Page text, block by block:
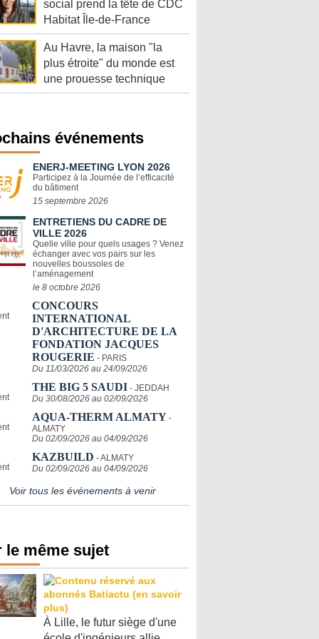
social prend la tête de CDC
Habitat Île-de-France
Au Havre, la maison "la
plus étroite" du monde est
une prouesse technique
événements
ENERJ-MEETING LYON 2026
Participez à la Journée de l’efficacité
du bâtiment
15 septembre 2026
ENTRETIENS DU CADRE DE
VILLE 2026
Quelle ville pour quels usages ? Venez
échanger avec vos pairs sur les
nouvelles boussoles de
l’aménagement
le 8 octobre 2026
CONCOURS
INTERNATIONAL
D'ARCHITECTURE DE LA
FONDATION JACQUES
ROUGERIE - PARIS
Du 11/03/2026 au 24/09/2026
THE BIG 5 SAUDI - JEDDAH
Du 30/08/2026 au 02/09/2026
AQUA-THERM ALMATY -
ALMATY
Du 02/09/2026 au 04/09/2026
KAZBUILD - ALMATY
Du 02/09/2026 au 04/09/2026
Voir tous les événements à venir
le même sujet
À Lille, le futur siège d'une